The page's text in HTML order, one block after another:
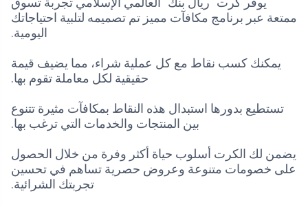
يوفر كرت "ريال بنك" العالمي الإسلامي تجربة تسوق
ممتعة عبر برنامج مكافآت مميز تم تصميمه لتلبية احتياجاتك
اليومية.
يمكنك كسب نقاط مع كل عملية شراء، مما يضيف قيمة
حقيقية لكل معاملة تقوم بها.
تستطيع بدورها استبدال هذه النقاط بمكافآت مثيرة تتنوع
بين المنتجات والخدمات التي ترغب بها.
يضمن لك الكرت أسلوب حياة أكثر وفرة من خلال الحصول
على خصومات متنوعة وعروض حصرية تساهم في تحسين
تجربتك الشرائية.